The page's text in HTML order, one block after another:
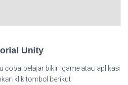
Unity
coba belajar bikin game atau aplikasi
klik tombol berikut